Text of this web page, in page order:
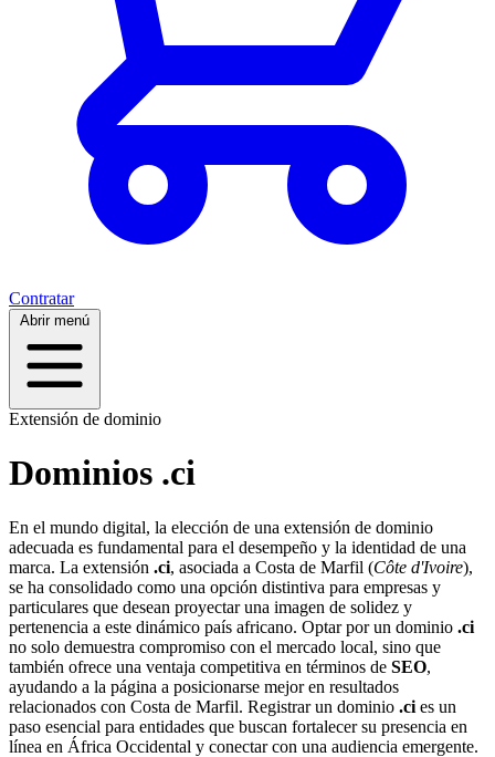
Contratar
Abrir menú
Extensión de dominio
Dominios .ci
En el mundo digital, la elección de una extensión de dominio
adecuada es fundamental para el desempeño y la identidad de una
marca. La extensión .ci, asociada a Costa de Marfil (Côte d'Ivoire),
se ha consolidado como una opción distintiva para empresas y
particulares que desean proyectar una imagen de solidez y
pertenencia a este dinámico país africano. Optar por un dominio .ci
no solo demuestra compromiso con el mercado local, sino que
también ofrece una ventaja competitiva en términos de SEO,
ayudando a la página a posicionarse mejor en resultados
relacionados con Costa de Marfil. Registrar un dominio .ci es un
paso esencial para entidades que buscan fortalecer su presencia en
línea en África Occidental y conectar con una audiencia emergente.